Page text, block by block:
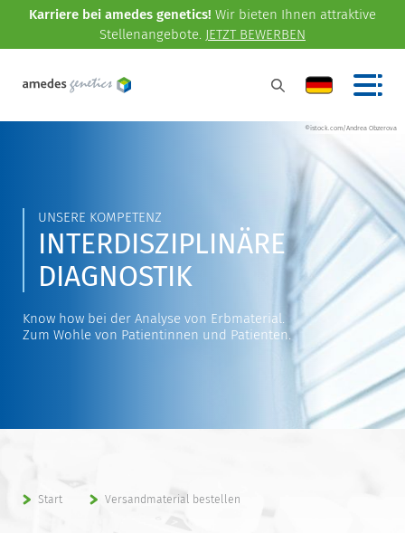
Karriere bei amedes genetics! Wir bieten Ihnen attraktive
Stellenangebote. JETZT BEWERBEN
©istock.com/Andrea Obzerova
UNSERE KOMPETENZ
INTERDISZIPLINÄRE
DIAGNOSTIK
Know how bei der Analyse von Erbmaterial.
Zum Wohle von Patientinnen und Patienten.
Start Versandmaterial bestellen